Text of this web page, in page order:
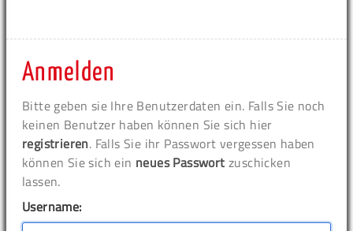
Anmelden
Bitte geben sie Ihre Benutzerdaten ein. Falls Sie noch
keinen Benutzer haben können Sie sich hier
registrieren. Falls Sie ihr Passwort vergessen haben
können Sie sich ein neues Passwort zuschicken
lassen.
Username: